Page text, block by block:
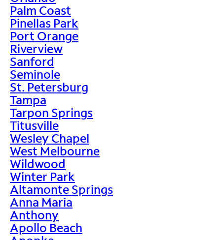
Palm Coast
Pinellas Park
Port Orange
Riverview
Sanford
Seminole
St. Petersburg
Tampa
Tarpon Springs
Titusville
Wesley Chapel
West Melbourne
Wildwood
Winter Park
Altamonte Springs
Anna Maria
Anthony
Apollo Beach